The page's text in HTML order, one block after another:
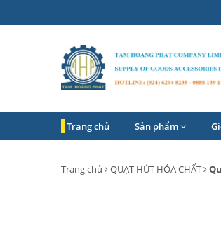
Trang chủ Sản phẩm
Trang chủ QUẠT HÚT HÓA CHẤT